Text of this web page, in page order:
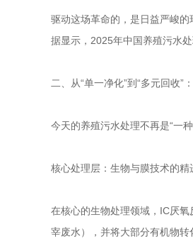
驱动这场革命的，是日益严峻
据显示，2025年中国养殖污水
二、从“单一净化”到“多元回收”
今天的养殖污水处理不再是“一
核心处理层：生物与膜技术的精
在核心的生物处理领域，IC厌
宰废水），并将大部分有机物